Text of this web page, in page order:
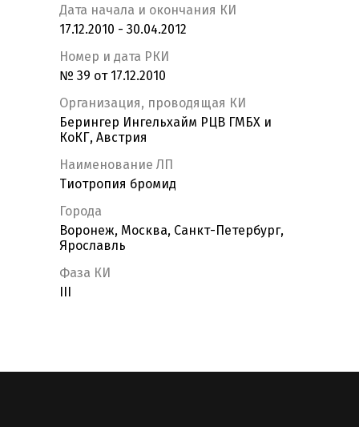
Дата начала и окончания КИ
17.12.2010 - 30.04.2012
Номер и дата РКИ
№ 39 от 17.12.2010
Организация, проводящая КИ
Берингер Ингельхайм РЦВ ГМБХ и
КоКГ, Австрия
Наименование ЛП
Тиотропия бромид
Города
Воронеж, Москва, Санкт-Петербург,
Ярославль
Фаза КИ